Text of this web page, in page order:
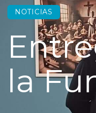
NOTICIAS
la